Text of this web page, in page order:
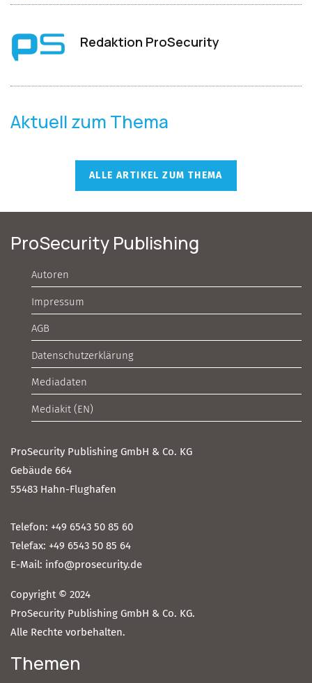
Redaktion ProSecurity
Aktuell zum Thema
ALLE ARTIKEL ZUM THEMA
ProSecurity Publishing
Autoren
Impressum
AGB
Datenschutzerklärung
Mediadaten
Mediakit (EN)
ProSecurity Publishing GmbH & Co. KG
Gebäude 664
55483 Hahn-Flughafen
Telefon: +49 6543 50 85 60
Telefax: +49 6543 50 85 64
E-Mail: info@prosecurity.de
Copyright © 2024
ProSecurity Publishing GmbH & Co. KG.
Alle Rechte vorbehalten.
Themen